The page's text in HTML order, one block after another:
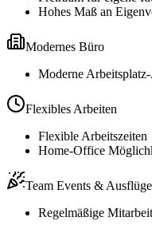
Hohes Maß an
Modernes Büro
Moderne
Flexibles Arbeiten
Flexible Arbeitszeiten
Home-Office
Team Events & Ausflüge
Regelmäßige